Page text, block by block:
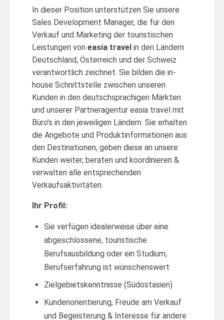
In dieser Position unterstützen Sie unsere
Sales Development Manager, die für den
Verkauf und Marketing der touristischen
Leistungen voneasia travel in den Ländern
Deutschland, Österreich und der Schweiz
verantwortlich zeichnet. Sie bilden die in-
house Schnittstelle zwischen unseren
Kunden in den deutschsprachigen Märkten
und unserer Partneragentur easia travel mit
Büro’s in den jeweiligen Ländern. Sie erhalten
die Angebote und Produktinformationen aus
den Destinationen, geben diese an unsere
Kunden weiter, beraten und koordinieren &
verwalten alle entsprechenden
Verkaufsaktivitäten.
Ihr Profil:
Sie verfügen idealerweise über eine
abgeschlossene, touristische
Berufsausbildung oder ein Studium;
Berufserfahrung ist wünschenswert
Zielgebietskenntnisse (Südostasien)
Kundenorientierung, Freude am Verkauf
und Begeisterung & Interesse für andere